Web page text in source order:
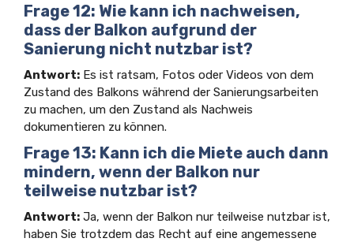
Frage 12: Wie kann ich nachweisen,
dass der Balkon aufgrund der
Sanierung nicht nutzbar ist?
Antwort: Es ist ratsam, Fotos oder Videos von dem
Zustand des Balkons während der Sanierungsarbeiten
zu machen, um den Zustand als Nachweis
dokumentieren zu können.
Frage 13: Kann ich die Miete auch dann
mindern, wenn der Balkon nur
teilweise nutzbar ist?
Antwort: Ja, wenn der Balkon nur teilweise nutzbar ist,
haben Sie trotzdem das Recht auf eine angemessene